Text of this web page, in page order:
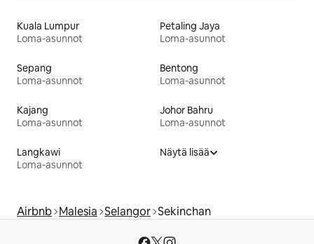
Kuala Lumpur
Loma-asunnot
Petaling Jaya
Loma-asunnot
Sepang
Loma-asunnot
Bentong
Loma-asunnot
Kajang
Loma-asunnot
Johor Bahru
Loma-asunnot
Langkawi
Loma-asunnot
Näytä lisää
Airbnb Malesia Selangor Sekinchan